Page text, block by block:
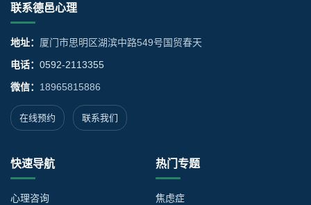
联系德邑心理
地址： 厦门市思明区湖滨中路549号国贸春天
电话： 0592-2113355
微信： 18965815886
在线预约 联系我们
快速导航
心理咨询
热门专题
焦虑症